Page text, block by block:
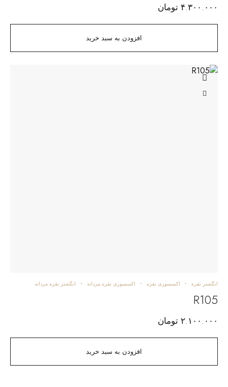
افزودن به سبد خرید
۴.۳۰۰.۰۰۰ تومان
افزودن به سبد خرید
انگشتر نقره اکسسوری نقره اکسسوری نقره مردانه انگشتر نقره مردانه
R105
۲.۱۰۰.۰۰۰ تومان